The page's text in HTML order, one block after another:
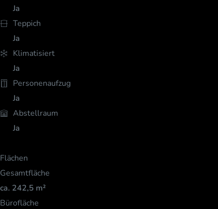
Ja
Teppich
Ja
Klimatisiert
Ja
Personenaufzug
Ja
Abstellraum
Ja
Flächen
Gesamtfläche
ca. 242,5 m²
Bürofläche